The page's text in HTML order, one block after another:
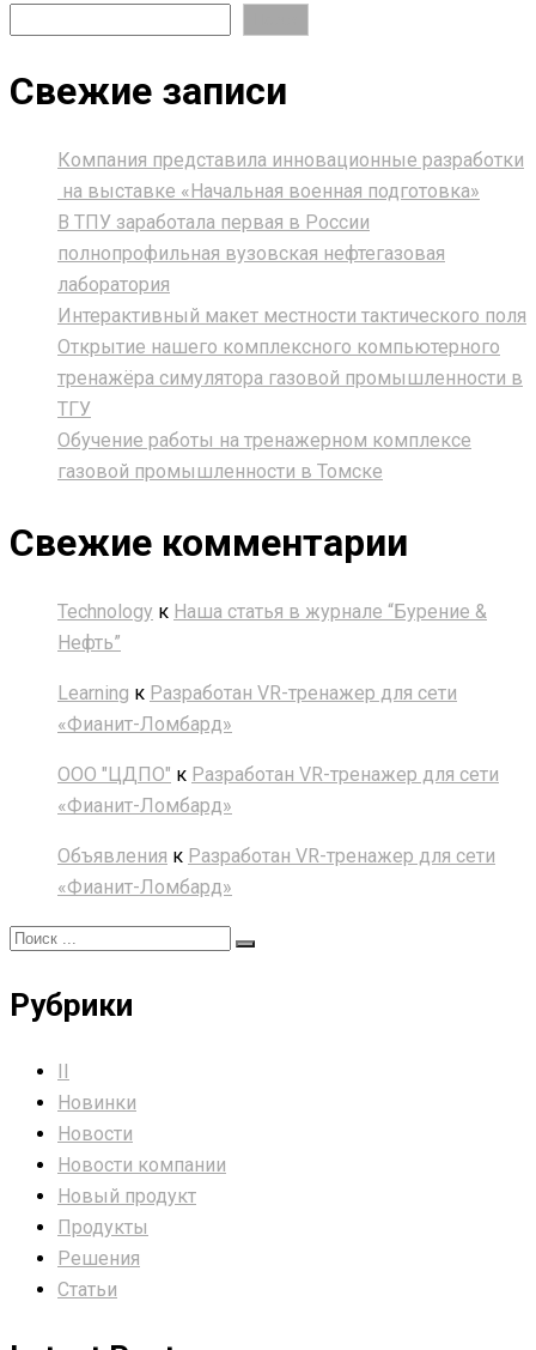
Свежие записи
Компания представила инновационные разработки
на выставке «Начальная военная подготовка»
В ТПУ заработала первая в России
полнопрофильная вузовская нефтегазовая
лаборатория
Интерактивный макет местности тактического поля
Открытие нашего комплексного компьютерного
тренажёра симулятора газовой промышленности в
ТГУ
Обучение работы на тренажерном комплексе
газовой промышленности в Томске
Свежие комментарии
Technology к Наша статья в журнале “Бурение &
Нефть”
Learning к Разработан VR-тренажер для сети
«Фианит-Ломбард»
ООО "ЦДПО" к Разработан VR-тренажер для сети
«Фианит-Ломбард»
Объявления к Разработан VR-тренажер для сети
«Фианит-Ломбард»
Рубрики
Новинки
Новости
Новости компании
Новый продукт
Продукты
Решения
Статьи